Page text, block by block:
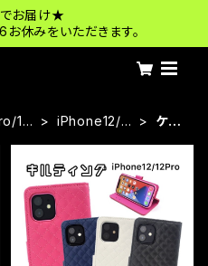
お届け★
休みをいただきます。
12
iPhone12/12
ケー